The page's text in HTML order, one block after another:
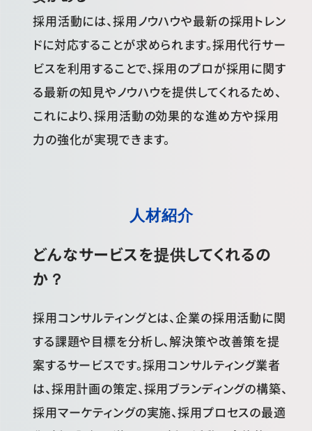
採用活動には、採用ノウハウや最新の採用トレン
ドに対応することが求められます。採用代行サー
ビスを利用することで、採用のプロが採用に関す
る最新の知見やノウハウを提供してくれるため、
これにより、採用活動の効果的な進め方や採用
力の強化が実現できます。
人材紹介
どんなサービスを提供してくれるの
か？
採用コンサルティングとは、企業の採用活動に関
する課題や目標を分析し、解決策や改善策を提
案するサービスです。採用コンサルティング業者
は、採用計画の策定、採用ブランディングの構築、
採用マーケティングの実施、採用プロセスの最適